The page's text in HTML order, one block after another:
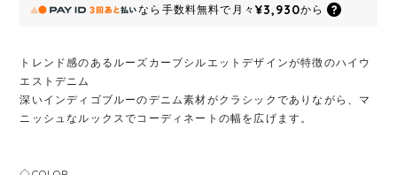
なら 手数料無料で 月々 ¥3,930から
トレンド感のあるルーズカーブシルエットデザインが特徴のハイウ
エストデニム
深いインディゴブルーのデニム素材がクラシックでありながら、マ
ニッシュなルックスでコーディネートの幅を広げます。